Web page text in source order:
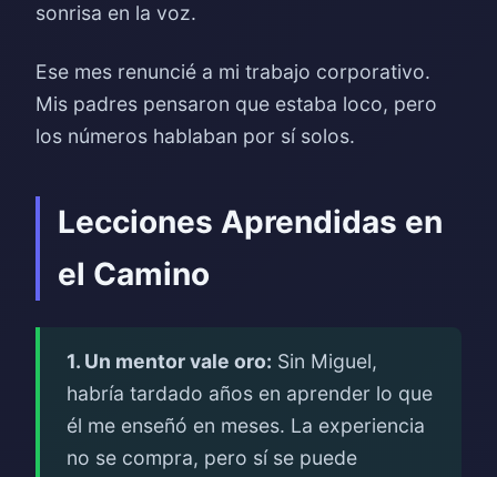
sonrisa en la voz.
Ese mes renuncié a mi trabajo corporativo.
Mis padres pensaron que estaba loco, pero
los números hablaban por sí solos.
Lecciones Aprendidas en
el Camino
1. Un mentor vale oro: Sin Miguel,
habría tardado años en aprender lo que
él me enseñó en meses. La experiencia
no se compra, pero sí se puede